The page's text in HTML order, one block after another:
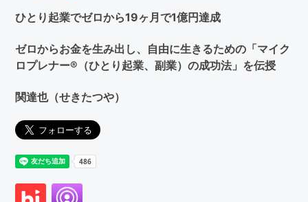
ひとり起業でゼロから19ヶ月で1億円達成
ゼロからお金を生み出し、自由に生きるための「マイク
ロプレナー®（ひとり起業、副業）の成功法」を伝授
関達也（せきたつや）